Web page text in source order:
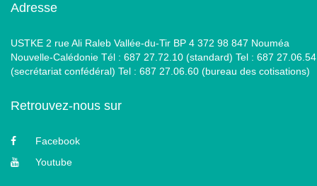
Adresse
USTKE 2 rue Ali Raleb Vallée-du-Tir BP 4 372 98 847 Nouméa
Nouvelle-Calédonie Tél : 687 27.72.10 (standard) Tel : 687 27.06.54
(secrétariat confédéral) Tel : 687 27.06.60 (bureau des cotisations)
Retrouvez-nous sur
Facebook
Youtube